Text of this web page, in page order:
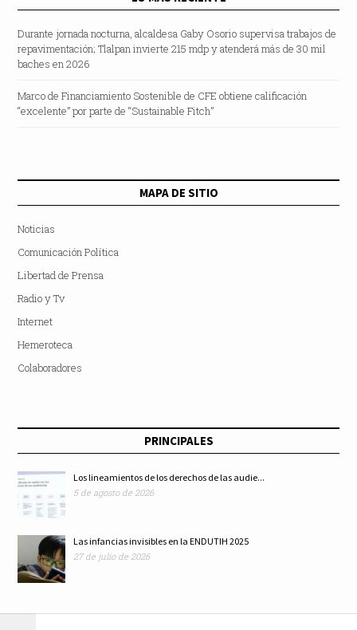
Durante jornada nocturna, alcaldesa Gaby Osorio supervisa trabajos de
repavimentación; Tlalpan invierte 215 mdp y atenderá más de 30 mil
baches en 2026
Marco de Financiamiento Sostenible de CFE obtiene calificación
“excelente” por parte de “Sustainable Fitch”
MAPA DE SITIO
Noticias
Comunicación Política
Libertad de Prensa
Radio y Tv
Internet
Hemeroteca
Colaboradores
PRINCIPALES
Los lineamientos de los derechos de las audie...
5 de agosto de 2026
Las infancias invisibles en la ENDUTIH 2025
27 de julio de 2026